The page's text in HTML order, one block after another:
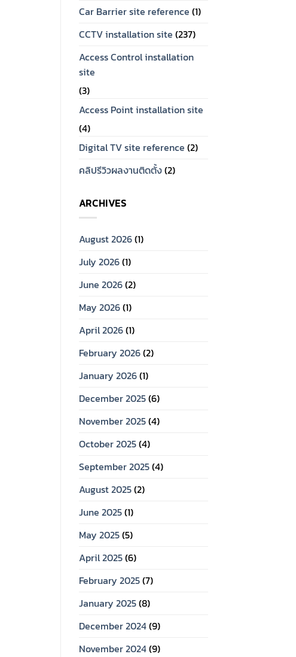
Car Barrier site reference (1)
CCTV installation site (237)
Access Control installation
site
(3)
Access Point installation site
(4)
Digital TV site reference (2)
คลิปรีวิวผลงานติดตั้ง(2)
ARCHIVES
August 2026(1)
July 2026(1)
June 2026(2)
May 2026(1)
April 2026(1)
February 2026(2)
January 2026(1)
December 2025(6)
November 2025(4)
October 2025(4)
September 2025(4)
August 2025(2)
June 2025(1)
May 2025(5)
April 2025(6)
February 2025(7)
January 2025(8)
December 2024(9)
November 2024(9)